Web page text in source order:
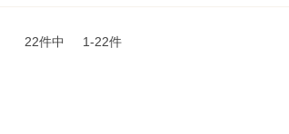
22件中 1-22件